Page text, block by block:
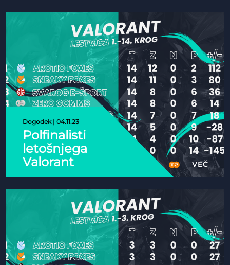
zvezdnikov
Dogodek | 04.11.23
Polfinalisti
letošnjega
Valorant
SDP
VEČ